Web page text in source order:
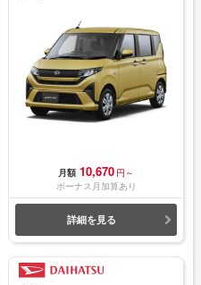
月額 10,670 円～
ボーナス月加算あり
詳細を見る